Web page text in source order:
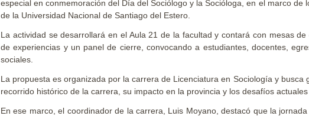
especial en conmemoración del Día del Sociólogo y la Socióloga, en el marco de
de la Universidad Nacional de Santiago del Estero.
La actividad se desarrollará en el Aula 21 de la facultad y contará con mesas
de experiencias y un panel de cierre, convocando a estudiantes, docentes,
sociales.
La propuesta es organizada por la carrera de Licenciatura en Sociología y
recorrido histórico de la carrera, su impacto en la provincia y los desafíos actuales
En ese marco, el coordinador de la carrera, Luis Moyano, destacó que la